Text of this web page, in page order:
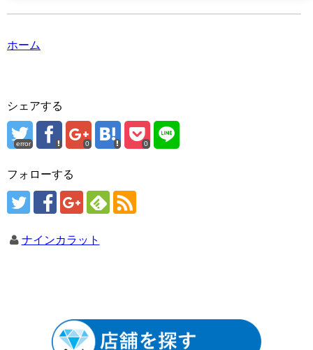
ホーム
シェアする
error 0 0
フォローする
ナインカラット